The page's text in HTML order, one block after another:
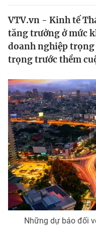
Thế giới
Tin tức
Thế giới đó đây
Câu chuyện quốc tế
Tài chính
Thị trường
Góc doanh nghiệp
Dữ liệu và đời sống
Truyền hình
Phim VTV
Hậu trường
Nhân vật
Khán giả
Giải trí
Điện ảnh
Âm nhạc
Đời sống
Du lịch
Giáo dục
VTV.vn - Kinh tế
tăng trưởng ở mức
doanh nghiệp
trọng trước thềm
Những dự báo đối